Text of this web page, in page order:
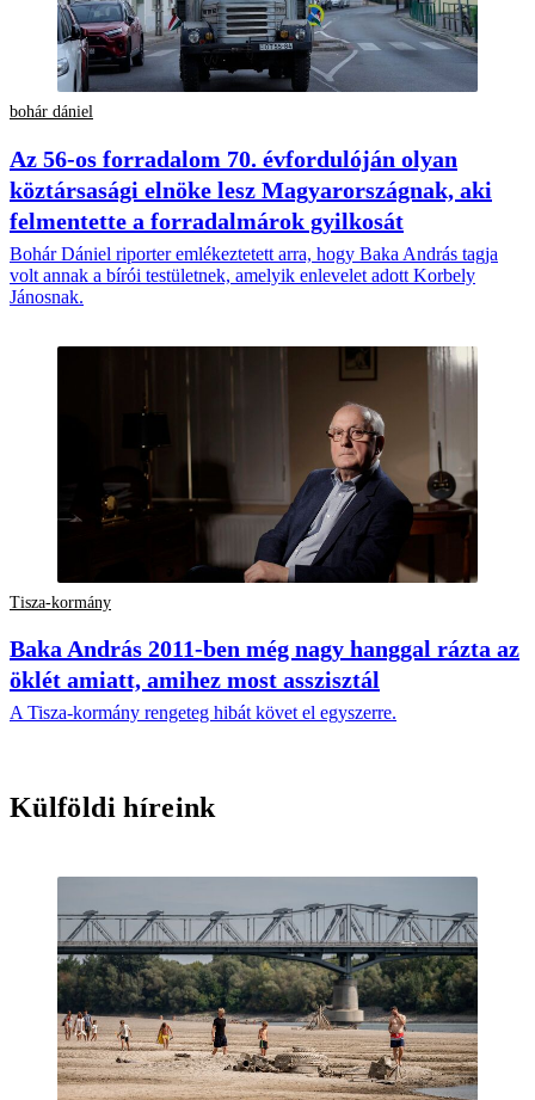
bohár dániel
Az 56-os forradalom 70. évfordulóján olyan
köztársasági elnöke lesz Magyarországnak, aki
felmentette a forradalmárok gyilkosát
Bohár Dániel riporter emlékeztetett arra, hogy Baka András tagja
volt annak a bírói testületnek, amelyik enlevelet adott Korbely
Jánosnak.
Tisza-kormány
Baka András 2011-ben még nagy hanggal rázta az
öklét amiatt, amihez most asszisztál
A Tisza-kormány rengeteg hibát követ el egyszerre.
Külföldi híreink